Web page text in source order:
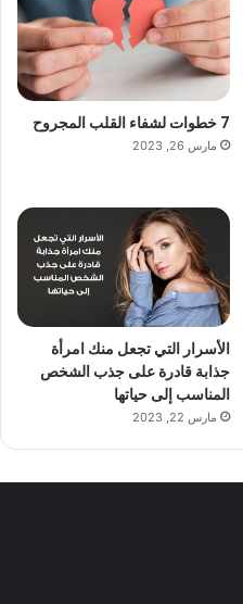
7 خطوات لشفاء القلب المجروح
مارس 26, 2023
الأسرار التي تجعل منك امرأة
جذابة قادرة على جذب الشخص
المناسب إلى حياتها
مارس 22, 2023